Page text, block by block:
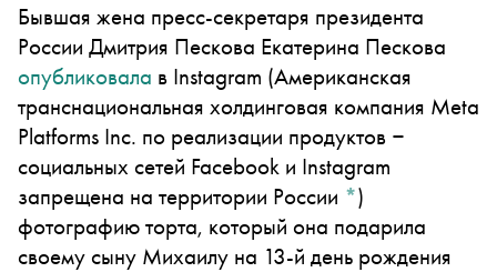
Бывшая жена пресс-секретаря президента
России Дмитрия Пескова Екатерина Пескова
опубликовала в Instagram (Американская
транснациональная холдинговая компания Meta
Platforms Inc. по реализации продуктов ‒
социальных сетей Facebook и Instagram
запрещена на территории России *)
фотографию торта, который она подарила
своему сыну Михаилу на 13-й день рождения